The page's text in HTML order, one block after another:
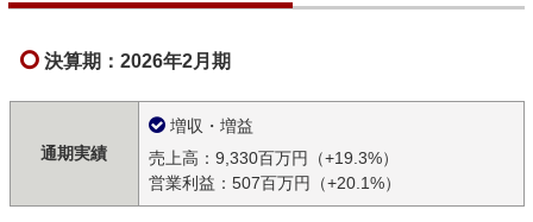
決算期：2026年2月期
通期実績
増収・増益
売上高：9,330百万円（+19.3%）
営業利益：507百万円（+20.1%）